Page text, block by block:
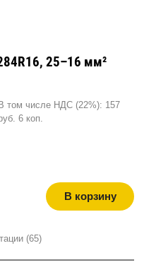
25–16 мм²
В том числе НДС (22%): 157
6 коп.
В корзину
(65)